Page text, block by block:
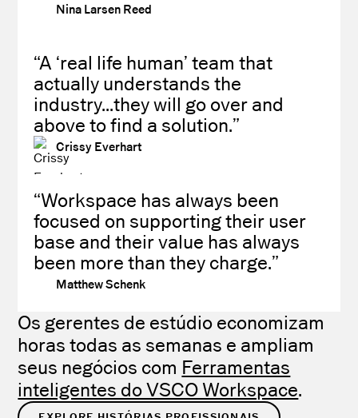
Nina Larsen Reed
“A ‘real life human’ team that
actually understands the
industry...they will go over and
above to find a solution.”
Crissy Everhart
“Workspace has always been
focused on supporting their user
base and their value has always
been more than they charge.”
Matthew Schenk
Os gerentes de estúdio economizam
horas todas as semanas e ampliam
seus negócios com Ferramentas
inteligentes do VSCO Workspace.